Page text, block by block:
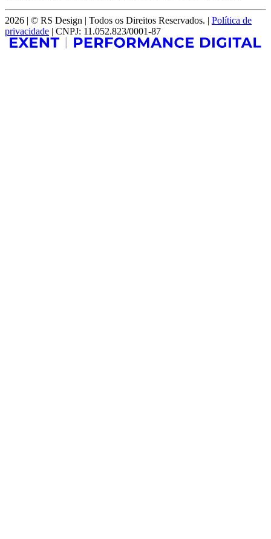
2026 | © RS Design | Todos os Direitos Reservados. | Política de
privacidade | CNPJ: 11.052.823/0001-87